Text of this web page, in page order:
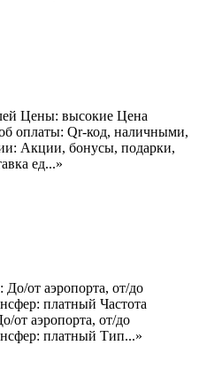
Цены: высокие Цена
оплаты: Qr-код, наличными,
Акции, бонусы, подарки,
ед...»
от аэропорта, от/до
платный Частота
от аэропорта, от/до
платный Тип...»